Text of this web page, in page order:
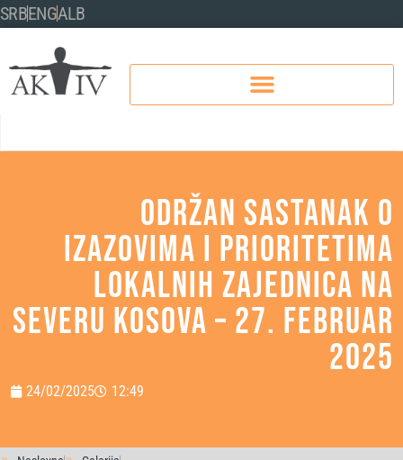
SRBENGALB
Održan sastanak o
izazovima i prioritetima
lokalnih zajednica na
severu Kosova – 27. februar
2025
24/02/2025 12:49